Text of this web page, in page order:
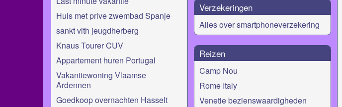
Huis met prive zwembad Spanje
sankt vith jeugdherberg
Knaus Tourer CUV
Appartement huren Portugal
Vakantiewoning Vlaamse
Ardennen
Goedkoop overnachten Hasselt
Verzekeringen
Alles over smartphoneverzekering
Reizen
Camp Nou
Rome Italy
Venetie bezienswaardigheden